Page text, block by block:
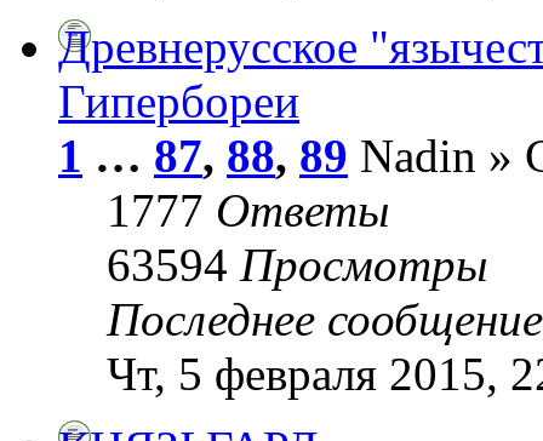
Древнерусское
Гипербореи
1 … 87, 88, 89 Nadin »
1777 Ответы
63594 Просмотры
Последнее
Чт, 5 февраля 2015,